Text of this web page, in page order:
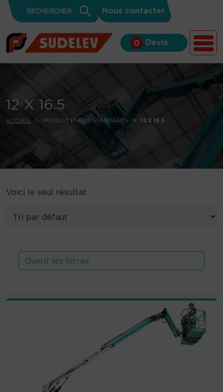
Skip to content
for:
Search
Button
Nous contacter
0 Devis
12 X 16.5
ACCUEIL PRODUIT PNEUS STANDARDS 12 X 16.5
Voici le seul résultat
Ouvrir les filtres